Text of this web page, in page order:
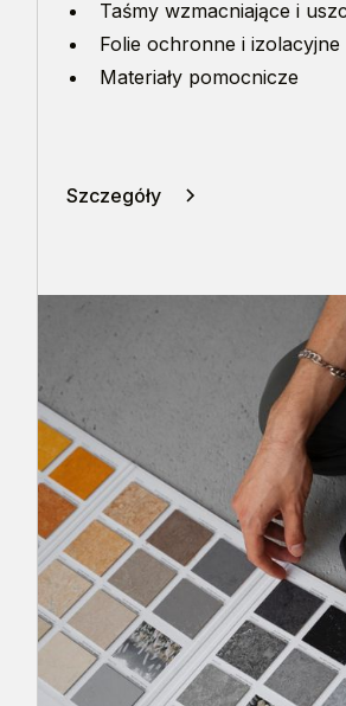
Taśmy wzmacniające i
Folie ochronne i izolacyjne
Materiały pomocnicze
Szczegóły